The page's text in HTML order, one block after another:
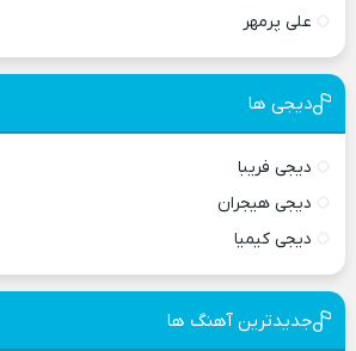
علی پرمهر
دیجی ها
دیجی فریبا
دیجی هیجران
دیجی کیمیا
جدیدترین آهنگ ها